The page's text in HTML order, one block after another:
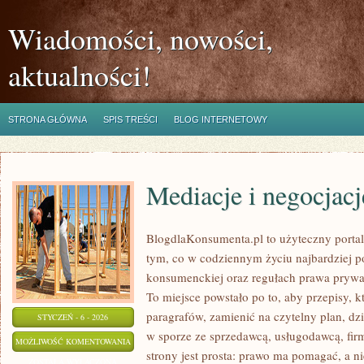
Wiadomości, nowości,
aktualności!
STRONA GŁÓWNA SPIS TREŚCI BLOG INTERNETOWY
STYCZEŃ - 6 - 2026
MOŻLIWOŚĆ KOMENTOWANIA MEDIACJE
Mediacje i
BlogdlaKonsumenta.pl to użyteczny
tym, co w codziennym życiu najbardziej
konsumenckiej oraz regułach prawa
To miejsce powstało po to, aby przepisy,
paragrafów, zamienić na czytelny plan,
w sporze ze sprzedawcą, usługodawcą,
strony jest prosta: prawo ma pomagać, a